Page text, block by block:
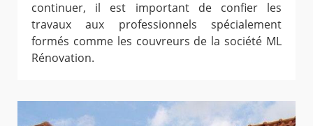
continuer, il est important de confier les
travaux aux professionnels spécialement
formés comme les couvreurs de la société ML
Rénovation.